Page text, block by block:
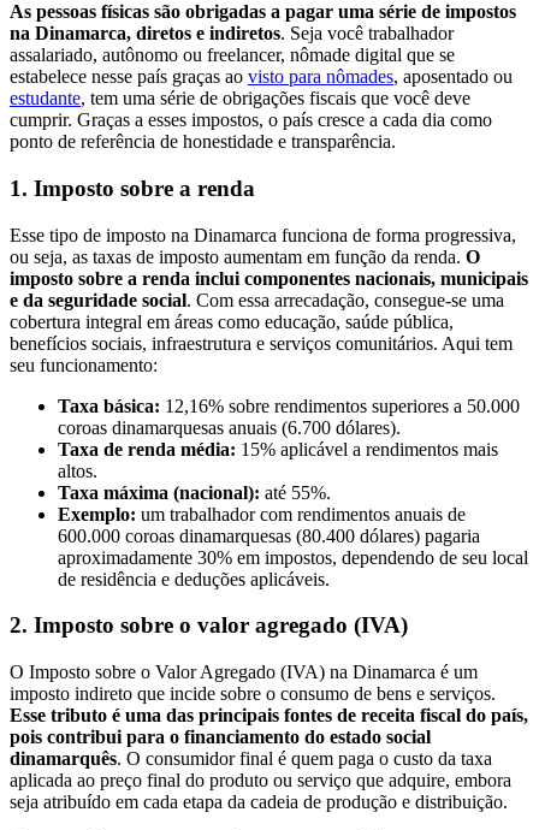
As pessoas físicas são obrigadas a pagar uma série de impostos
na Dinamarca, diretos e indiretos. Seja você trabalhador
assalariado, autônomo ou freelancer, nômade digital que se
estabelece nesse país graças ao visto para nômades, aposentado ou
estudante, tem uma série de obrigações fiscais que você deve
cumprir. Graças a esses impostos, o país cresce a cada dia como
ponto de referência de honestidade e transparência.
1. Imposto sobre a renda
Esse tipo de imposto na Dinamarca funciona de forma progressiva,
ou seja, as taxas de imposto aumentam em função da renda. O
imposto sobre a renda inclui componentes nacionais, municipais
e da seguridade social. Com essa arrecadação, consegue-se uma
cobertura integral em áreas como educação, saúde pública,
benefícios sociais, infraestrutura e serviços comunitários. Aqui tem
seu funcionamento:
Taxa básica: 12,16% sobre rendimentos superiores a 50.000
coroas dinamarquesas anuais (6.700 dólares).
Taxa de renda média: 15% aplicável a rendimentos mais
altos.
Taxa máxima (nacional): até 55%.
Exemplo: um trabalhador com rendimentos anuais de
600.000 coroas dinamarquesas (80.400 dólares) pagaria
aproximadamente 30% em impostos, dependendo de seu local
de residência e deduções aplicáveis.
2. Imposto sobre o valor agregado (IVA)
O Imposto sobre o Valor Agregado (IVA) na Dinamarca é um
imposto indireto que incide sobre o consumo de bens e serviços.
Esse tributo é uma das principais fontes de receita fiscal do país,
pois contribui para o financiamento do estado social
dinamarquês. O consumidor final é quem paga o custo da taxa
aplicada ao preço final do produto ou serviço que adquire, embora
seja atribuído em cada etapa da cadeia de produção e distribuição.